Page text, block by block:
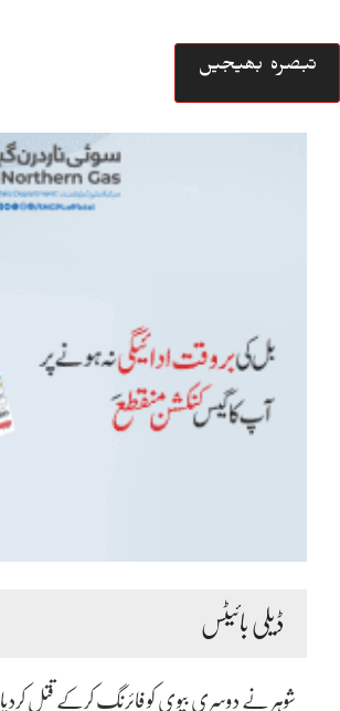
ڈیلی بائیٹس
شوہر نے دوسری بیوی کو فائرنگ کرکے قتل کردیا